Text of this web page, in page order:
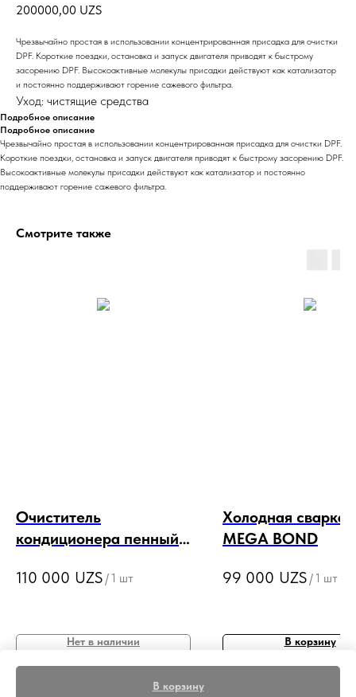
200000,00 UZS
В корзину
Чрезвычайно простая в использовании концентрированная присадка для очистки
DPF. Короткие поездки, остановка и запуск двигателя приводят к быстрому
засорению DPF. Высокоактивные молекулы присадки действуют как катализатор
и постоянно поддерживают горение сажевого фильтра.
Уход: чистящие средства
Подробное описание
Подробное описание
Чрезвычайно простая в использовании концентрированная присадка для очистки DPF.
Короткие поездки, остановка и запуск двигателя приводят к быстрому засорению DPF.
Высокоактивные молекулы присадки действуют как катализатор и постоянно
поддерживают горение сажевого фильтра.
Смотрите также
Очиститель
кондиционера пенный
SPRAY
110 000 UZS / 1 шт
Нет в наличии
Холодная сварка
MEGA BOND
99 000 UZS / 1 шт
В корзину